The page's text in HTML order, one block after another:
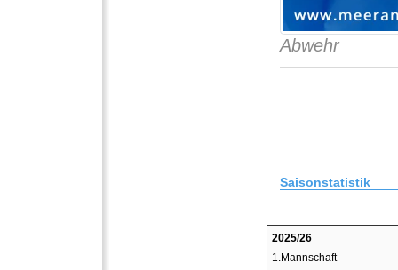
Abwehr
Saisonstatistik
2025/26
1.Mannschaft